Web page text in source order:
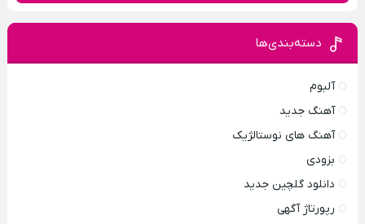
دسته‌بندی‌ها
آلبوم
آهنگ جدید
آهنگ های نوستالژیک
بزودی
دانلود گلچین جدید
رپورتاژ آگهی